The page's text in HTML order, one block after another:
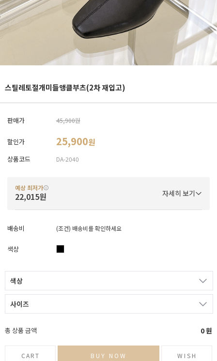
스틸레토절개미들앵클부츠(2차 재입고)
판매가 45,900원
할인가 25,900원
상품코드 DA-2040
예상 최저가
22,015원 자세히 보기
배송비 (조건) 배송비를 확인하세요
색상
색상
사이즈
총 상품 금액 0원
CART BUY NOW WISH